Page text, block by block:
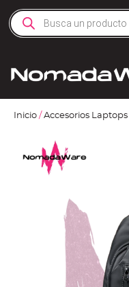
Inicio / Accesorios Laptops